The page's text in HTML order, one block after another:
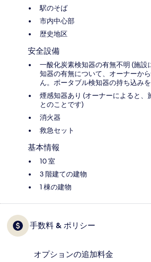
駅のそば
市内中心部
歴史地区
安全設備
一酸化炭素検知器の有無不明 (施設
知器の有無について、オーナーか
ん。ポータブル検知器の持ち込み
煙感知器あり (オーナーによると、
とのことです)
消火器
救急セット
基本情報
10 室
3 階建ての建物
1 棟の建物
手数料 & ポリシー
オプションの追加料金